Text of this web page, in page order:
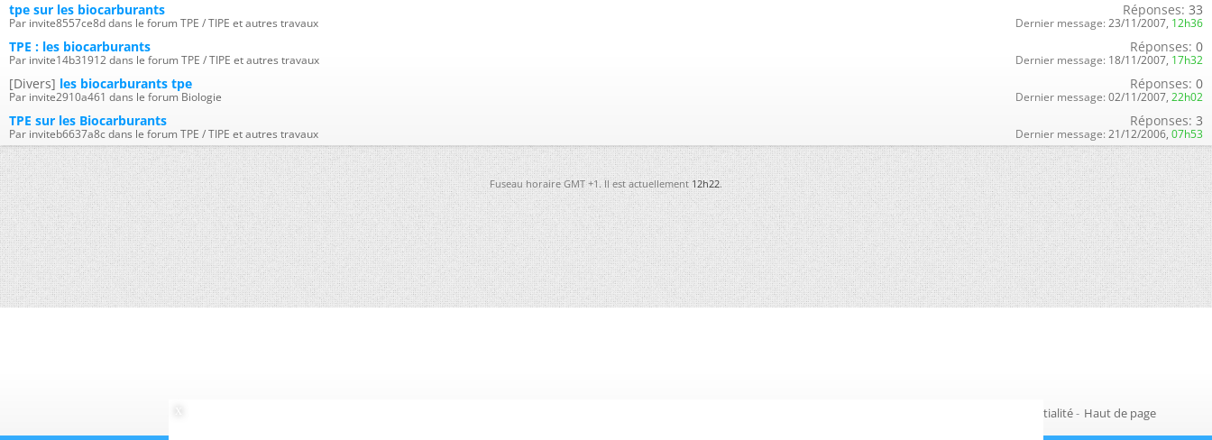
tpe sur les biocarburants
Par invite8557ce8d dans le forum TPE / TIPE et autres travaux
Réponses: 33
Dernier message: 23/11/2007, 12h36
TPE : les biocarburants
Par invite14b31912 dans le forum TPE / TIPE et autres travaux
Réponses: 0
Dernier message: 18/11/2007, 17h32
[Divers] les biocarburants tpe
Par invite2910a461 dans le forum Biologie
Réponses: 0
Dernier message: 02/11/2007, 22h02
TPE sur les Biocarburants
Par inviteb6637a8c dans le forum TPE / TIPE et autres travaux
Réponses: 3
Dernier message: 21/12/2006, 07h53
Fuseau horaire GMT +1. Il est actuellement12h22.
Politique de confidentialité- Haut de page